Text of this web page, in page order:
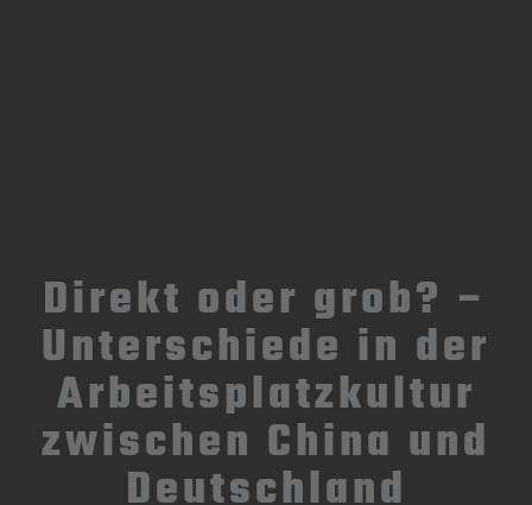
Direkt oder grob? –
Unterschiede in der
Arbeitsplatzkultur
zwischen China und
Deutschland